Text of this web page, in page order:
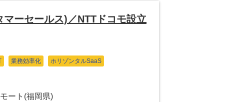
ーセールス)／NTTドコモ設立
業務効率化
ホリゾンタルSaaS
ート(福岡県)